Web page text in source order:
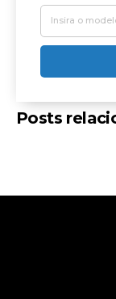
Posts